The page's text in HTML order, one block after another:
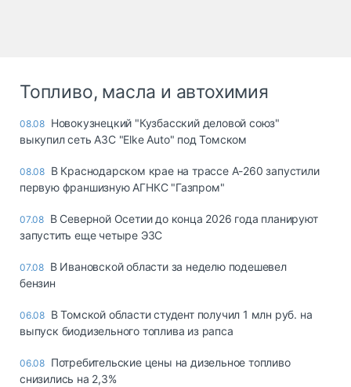
Топливо, масла и автохимия
08.08 Новокузнецкий "Кузбасский деловой союз"
выкупил сеть АЗС "Elke Auto" под Томском
08.08 В Краснодарском крае на трассе А-260 запустили
первую франшизную АГНКС "Газпром"
07.08 В Северной Осетии до конца 2026 года планируют
запустить еще четыре ЭЗС
07.08 В Ивановской области за неделю подешевел
бензин
06.08 В Томской области студент получил 1 млн руб. на
выпуск биодизельного топлива из рапса
06.08 Потребительские цены на дизельное топливо
снизились на 2,3%